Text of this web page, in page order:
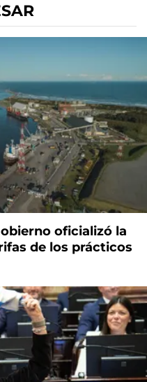
oficializó la
de los prácticos